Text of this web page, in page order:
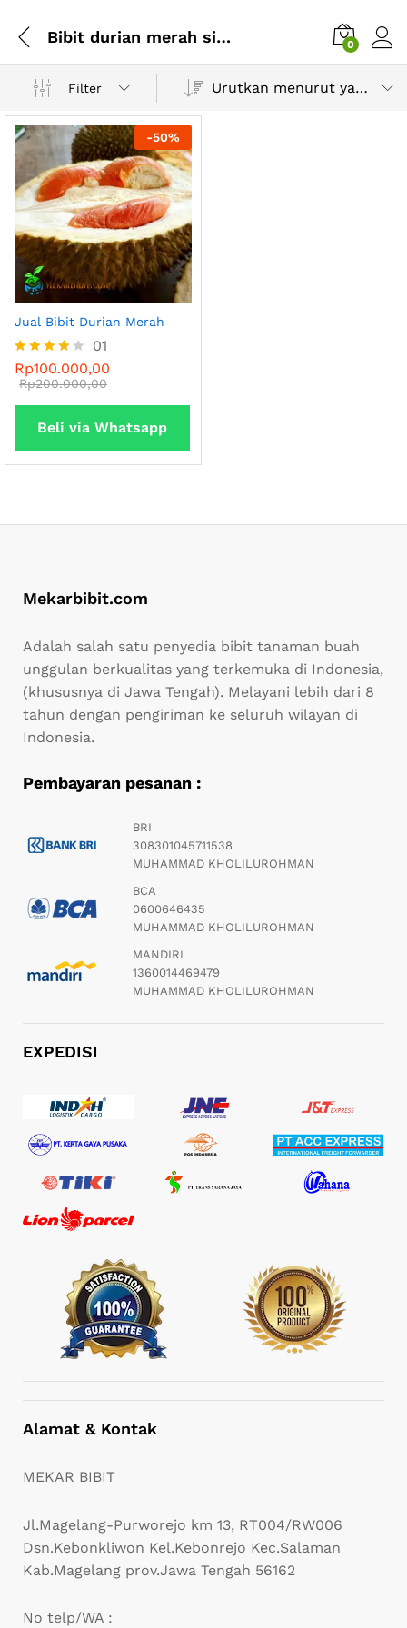
Bibit durian merah siap berbuah 0
Filter Urutkan menurut yang terbaru
-50%
Jual Bibit Durian Merah
Dinilai
4.00
01
Rp100.000,00
Rp200.000,00
Beli via Whatsapp
Mekarbibit.com
Adalah salah satu penyedia bibit tanaman buah
unggulan berkualitas yang terkemuka di Indonesia,
(khususnya di Jawa Tengah). Melayani lebih dari 8
tahun dengan pengiriman ke seluruh wilayan di
Indonesia.
Pembayaran pesanan :
BRI
308301045711538
MUHAMMAD KHOLILUROHMAN
BCA
0600646435
MUHAMMAD KHOLILUROHMAN
MANDIRI
1360014469479
MUHAMMAD KHOLILUROHMAN
EXPEDISI
Alamat & Kontak
MEKAR BIBIT
Jl.Magelang-Purworejo km 13, RT004/RW006
Dsn.Kebonkliwon Kel.Kebonrejo Kec.Salaman
Kab.Magelang prov.Jawa Tengah 56162
No telp/WA :